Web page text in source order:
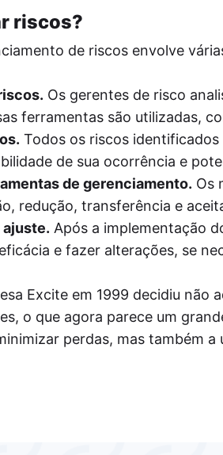
riscos?
de riscos envolve
Os gerentes de risco
ferramentas são utilizadas,
Todos os riscos
de sua ocorrência e
de gerenciamento. Os
redução, transferência e
Após a implementação
e fazer alterações, se
Excite em 1999 decidiu não
o que agora parece um
perdas, mas também